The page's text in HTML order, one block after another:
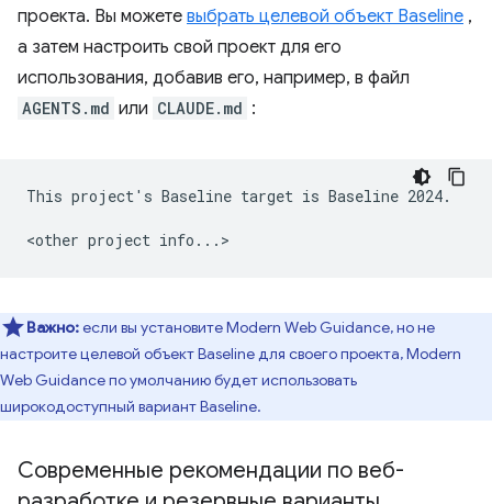
проекта. Вы можете выбрать целевой объект Baseline ,
а затем настроить свой проект для его
использования, добавив его, например, в файл
AGENTS.md или CLAUDE.md :
This project's Baseline target is Baseline 2024.
Важно:если вы установите Modern Web Guidance, но не
настроите целевой объект Baseline для своего проекта, Modern
Web Guidance по умолчанию будет использовать
широкодоступный вариант Baseline.
Современные рекомендации по веб-